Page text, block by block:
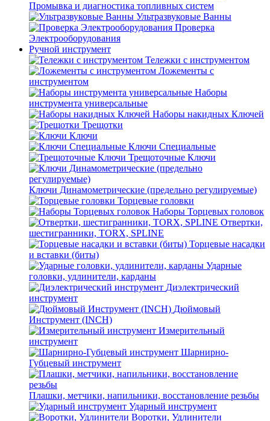
Промывка и диагностика топливных систем
Ультразвуковые Ванны
Проверка
Электрооборудования
Ручной инструмент
Тележки с инструментом
Ложементы с
инструментом
Наборы
инструмента универсальные
Наборы накидных Ключей
Трещотки
Ключи
Ключи Специальные
Трещоточные Ключи
Ключи Динамометрические (предельно регулируемые)
Торцевые головки
Наборы Торцевых головок
Отвертки,
шестигранники, TORX, SPLINE
Торцевые насадки
и вставки (биты)
Ударные
головки, удлинители, карданы
Диэлектрический
инструмент
Дюймовый
Инструмент (INCH)
Измерительный
инструмент
Шарнирно-
Губцевый инструмент
Плашки, метчики, напильники, восстановление резьбы
Ударный инструмент
Воротки, Удлинители